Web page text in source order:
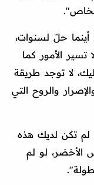
أينما حلّ لسنوات،
تسير الأمور كما
لا توجد طريقة
والروح التي
لم تكن لديك هذه
الأخضر، لو لم